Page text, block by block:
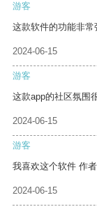
游客
这款软件的功能非常
2024-06-15
游客
这款app的社区氛围
2024-06-15
游客
我喜欢这个软件 作
2024-06-15